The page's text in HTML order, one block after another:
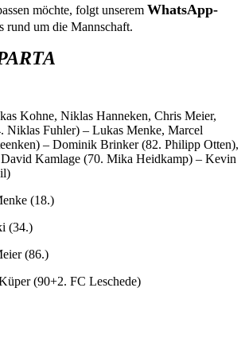
möchte, folgt unserem WhatsApp-
rund um die Mannschaft.
Kohne, Niklas Hanneken, Chris Meier,
Niklas Fuhler) – Lukas Menke, Marcel
– Dominik Brinker (82. Philipp Otten),
Kamlage (70. Mika Heidkamp) – Kevin
(18.)
(86.)
(90+2. FC Leschede)